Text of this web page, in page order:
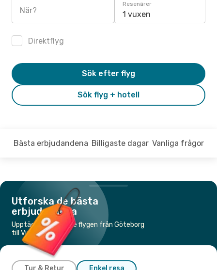
När?
Resenärer
1 vuxen
Direktflyg
Sök flyg + hotell
Sök efter flyg
Bästa erbjudandena Billigaste dagar Vanliga frågor
Utforska de bästa
erbjudandena
Upptäck de billigaste flygen från Göteborg
till Visby
Tur & Retur Enkel resa